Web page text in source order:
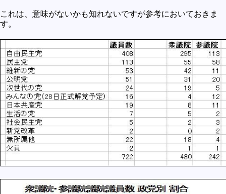
これは、意味がないかも知れないですが参考においておきま
す。